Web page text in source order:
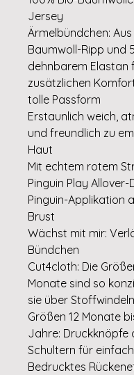
Jersey
Ärmelbündchen:
Baumwoll-Ripp und
dehnbarem Elastan
zusätzlichen
tolle Passform
Erstaunlich weich,
und freundlich zu
Haut
Mit echtem rotem
Pinguin Play Allover-
Pinguin-Applikation
Brust
Wächst mit mir:
Bündchen
Cut4cloth: Die
Monate sind so
sie über
Größen 12 Monate
Jahre: Druckknöpfe
Schultern für
Bedrucktes